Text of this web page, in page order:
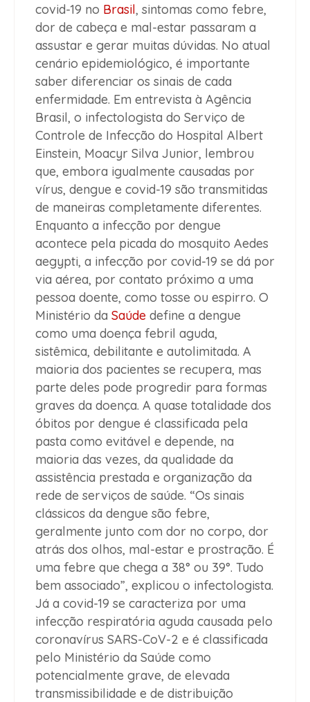
covid-19 no Brasil, sintomas como febre,
dor de cabeça e mal-estar passaram a
assustar e gerar muitas dúvidas. No atual
cenário epidemiológico, é importante
saber diferenciar os sinais de cada
enfermidade. Em entrevista à Agência
Brasil, o infectologista do Serviço de
Controle de Infecção do Hospital Albert
Einstein, Moacyr Silva Junior, lembrou
que, embora igualmente causadas por
vírus, dengue e covid-19 são transmitidas
de maneiras completamente diferentes.
Enquanto a infecção por dengue
acontece pela picada do mosquito Aedes
aegypti, a infecção por covid-19 se dá por
via aérea, por contato próximo a uma
pessoa doente, como tosse ou espirro. O
Ministério da Saúde define a dengue
como uma doença febril aguda,
sistêmica, debilitante e autolimitada. A
maioria dos pacientes se recupera, mas
parte deles pode progredir para formas
graves da doença. A quase totalidade dos
óbitos por dengue é classificada pela
pasta como evitável e depende, na
maioria das vezes, da qualidade da
assistência prestada e organização da
rede de serviços de saúde. “Os sinais
clássicos da dengue são febre,
geralmente junto com dor no corpo, dor
atrás dos olhos, mal-estar e prostração. É
uma febre que chega a 38° ou 39°. Tudo
bem associado”, explicou o infectologista.
Já a covid-19 se caracteriza por uma
infecção respiratória aguda causada pelo
coronavírus SARS-CoV-2 e é classificada
pelo Ministério da Saúde como
potencialmente grave, de elevada
transmissibilidade e de distribuição